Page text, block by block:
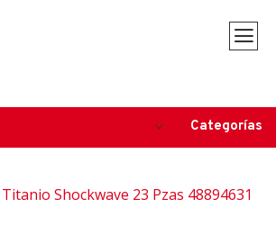
Categorías
Shockwave 23 Pzas 48894631